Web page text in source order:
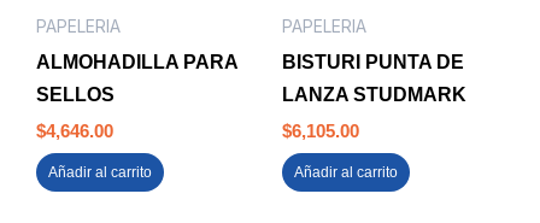
PAPELERIA
ALMOHADILLA PARA
SELLOS
$4,646.00
Añadir al carrito
PAPELERIA
BISTURI PUNTA DE
LANZA STUDMARK
$6,105.00
Añadir al carrito